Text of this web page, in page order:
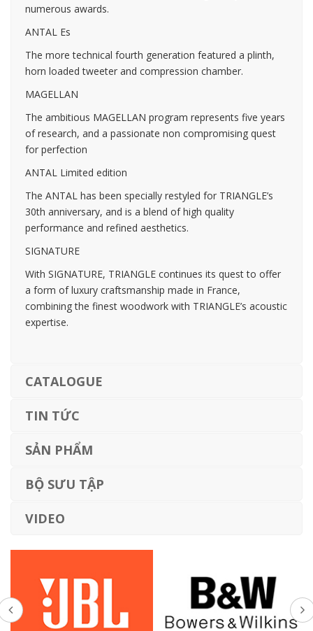
numerous awards.
ANTAL Es
The more technical fourth generation featured a plinth,
horn loaded tweeter and compression chamber.
MAGELLAN
The ambitious MAGELLAN program represents five years
of research, and a passionate non compromising quest
for perfection
ANTAL Limited edition
The ANTAL has been specially restyled for TRIANGLE’s
30th anniversary, and is a blend of high quality
performance and refined aesthetics.
SIGNATURE
With SIGNATURE, TRIANGLE continues its quest to offer
a form of luxury craftsmanship made in France,
combining the finest woodwork with TRIANGLE’s acoustic
expertise.
CATALOGUE
TIN TỨC
SẢN PHẨM
BỘ SƯU TẬP
VIDEO